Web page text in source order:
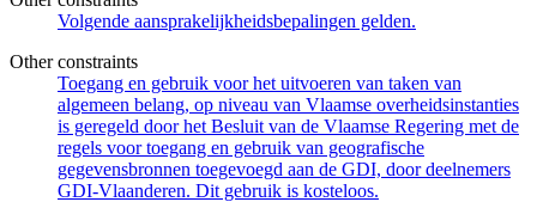
Volgende aansprakelijkheidsbepalingen gelden.
Other constraints
Toegang en gebruik voor het uitvoeren van taken van
algemeen belang, op niveau van Vlaamse overheidsinstanties
is geregeld door het Besluit van de Vlaamse Regering met de
regels voor toegang en gebruik van geografische
gegevensbronnen toegevoegd aan de GDI, door deelnemers
GDI-Vlaanderen. Dit gebruik is kosteloos.